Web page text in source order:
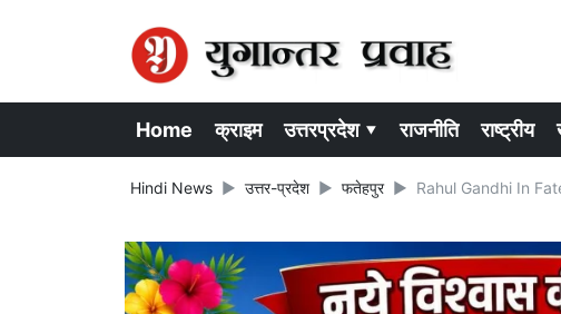
Home क्राइम उत्तरप्रदेश ▾ राजनीति राष्ट्रीय
Hindi News उत्तर-प्रदेश फतेहपुर Rahul Gandhi In